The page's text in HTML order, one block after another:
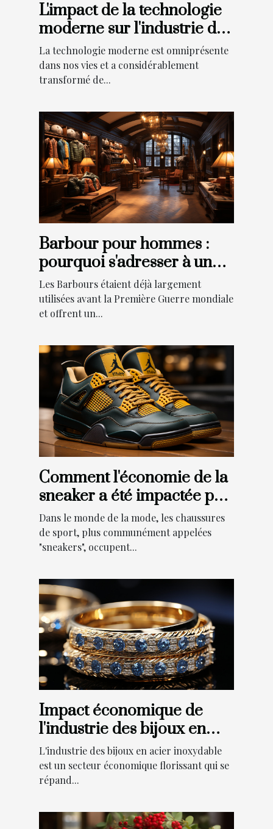
L'impact de la technologie
moderne sur l'industrie des
photobooths
La technologie moderne est omniprésente
dans nos vies et a considérablement
transformé de...
Barbour pour hommes :
pourquoi s'adresser à une
boutique en ligne de
barbour ?
Les Barbours étaient déjà largement
utilisées avant la Première Guerre mondiale
et offrent un...
Comment l'économie de la
sneaker a été impactée par
le lancement d'Air Jordan 4
Retro Thunder 2023
Dans le monde de la mode, les chaussures
de sport, plus communément appelées
"sneakers", occupent...
Impact économique de
l'industrie des bijoux en
acier inoxydable
L'industrie des bijoux en acier inoxydable
est un secteur économique florissant qui se
répand...